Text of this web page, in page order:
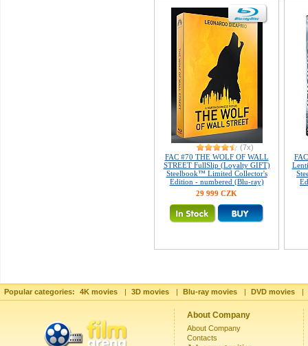
(7x)
FAC #70 THE WOLF OF WALL
STREET FullSlip (Loyalty GIFT)
Steelbook™ Limited Collector's
Edition - numbered (Blu-ray)
29 999 CZK
Popular categories: 4K movies | 3D movies | Blu-ray movies | DVD movies |
About Company
About Company
Contacts